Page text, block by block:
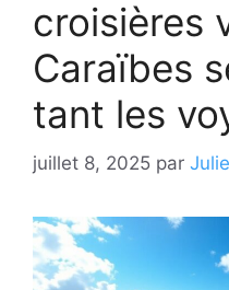
croisières
Caraïbes
tant les
juillet 8, 2025 par